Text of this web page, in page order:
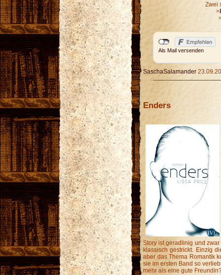
Zwei
>
Als Mail versenden
SaschaSalamander
Enders
Story ist geradlinig und
klassisch gestrickt. Einzig
aber das Thema Romantik
sie im ersten Band so
mehr als eine gute